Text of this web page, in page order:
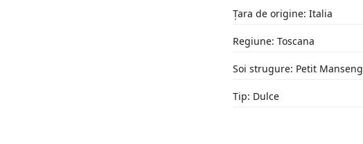
Țara de origine: Italia
Regiune: Toscana
Soi strugure: Petit Manseng
Tip: Dulce